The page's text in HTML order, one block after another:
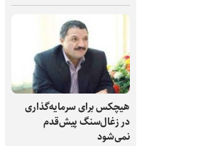
هیچکس برای سرمایه‌گذاری
در زغال‌سنگ پیش‌قدم
نمی‌شود